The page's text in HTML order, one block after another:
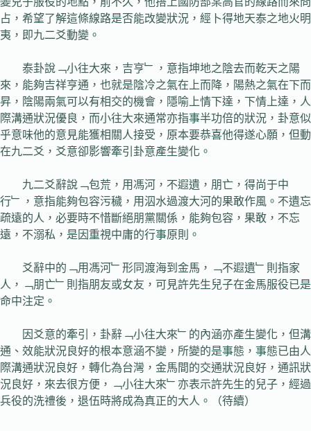
占，希望了解這條線路是否能改變狀況，經卜得地天泰之地火明
夷，即九二爻動變。
泰卦說﹁小往大來，吉亨﹂，意指坤地之陰去而乾天之陽
來，能夠吉祥亨通，也就是陰冷之氣在上而降，陽熱之氣在下而
昇，陰陽兩氣可以有相交的機會，隱喻上情下達，下情上達，人
際溝通狀況優良，而小往大來通常亦指事半功倍的狀況，卦意似
乎意味他的意見能獲相關人接受，原本要恭喜他得遂心願，但動
在九二爻，爻意卻影響牽引卦意產生變化。
九二爻辭說﹁包荒，用馮河，不遐遺，朋亡，得尚于中
行﹂，意指能夠包容污穢，用泅水過渡大河的果敢作風。不遺忘
疏遠的人，必要時不惜斷絕朋黨關係，能夠包容，果敢，不忘
遠，不溺私，是因重視中庸的行事原則。
爻辭中的﹁用馮河﹂形同渡海到金馬，﹁不遐遺﹂則指家
人，﹁朋亡﹂則指朋友或女友，可見許先生兒子在金馬服役已是
命中注定。
因爻意的牽引，卦辭﹁小往大來﹂的內涵亦產生變化，但溝
通、效能狀況良好的根本意涵不變，所變的是事態，事態已由人
際溝通狀況良好，轉化為台灣，金馬間的交通狀況良好，通訊狀
況良好，來去很方便，﹁小往大來﹂亦表示許先生的兒子，經過
兵役的洗禮後，退伍時將成為真正的大人。（待續）